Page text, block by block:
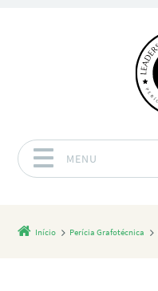
MENU
Início Perícia Grafotécnica